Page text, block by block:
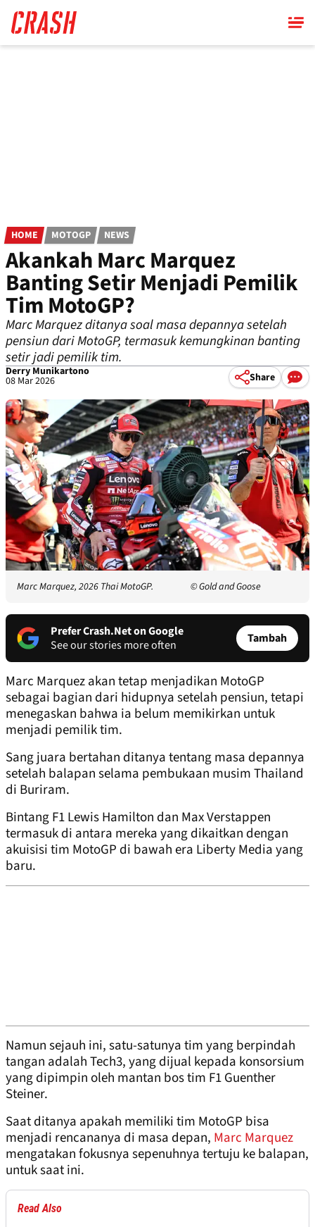
main
content
HOME MOTOGP NEWS
Akankah Marc Marquez
Banting Setir Menjadi Pemilik
Tim MotoGP?
Marc Marquez ditanya soal masa depannya setelah
pensiun dari MotoGP, termasuk kemungkinan banting
setir jadi pemilik tim.
Derry Munikartono
08 Mar 2026 Share
Marc Marquez, 2026 Thai MotoGP. © Gold and Goose
Prefer Crash.Net on Google
See our stories more often
Tambah
Marc Marquez akan tetap menjadikan MotoGP
sebagai bagian dari hidupnya setelah pensiun, tetapi
menegaskan bahwa ia belum memikirkan untuk
menjadi pemilik tim.
Sang juara bertahan ditanya tentang masa depannya
setelah balapan selama pembukaan musim Thailand
di Buriram.
Bintang F1 Lewis Hamilton dan Max Verstappen
termasuk di antara mereka yang dikaitkan dengan
akuisisi tim MotoGP di bawah era Liberty Media yang
baru.
Namun sejauh ini, satu-satunya tim yang berpindah
tangan adalah Tech3, yang dijual kepada konsorsium
yang dipimpin oleh mantan bos tim F1 Guenther
Steiner.
Saat ditanya apakah memiliki tim MotoGP bisa
menjadi rencananya di masa depan, Marc Marquez
mengatakan fokusnya sepenuhnya tertuju ke balapan,
untuk saat ini.
Read Also